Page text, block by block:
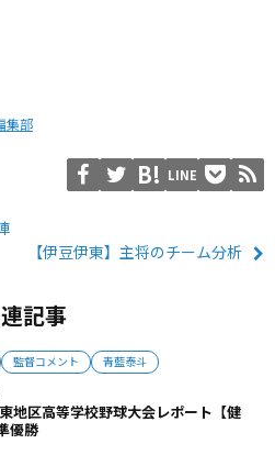
集部
LINE
【伊豆伊東】主将のチーム分析
記事
監督コメント 青藍泰斗
地区高等学校野球大会レポート【健
優勝